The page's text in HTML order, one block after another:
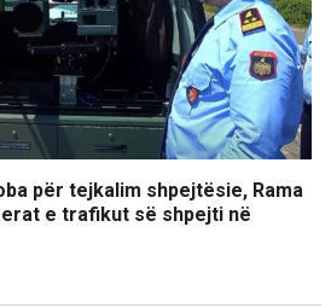
për tejkalim shpejtësie, Rama
e trafikut së shpejti në